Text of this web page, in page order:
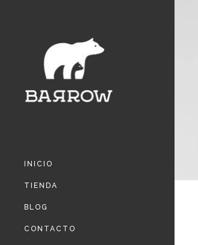
INICIO
TIENDA
BLOG
CONTACTO